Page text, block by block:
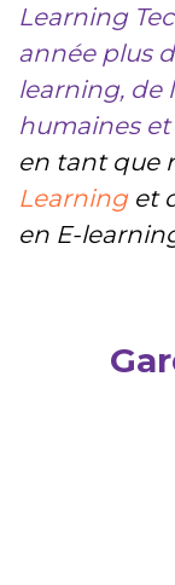
Learning
année plus
learning, de
humaines
en tant que
Learning et
en E-